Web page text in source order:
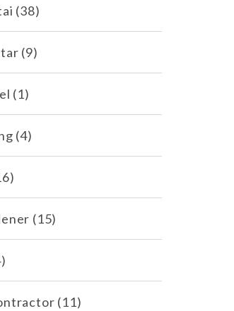
(38)
(9)
(1)
(4)
(15)
(11)